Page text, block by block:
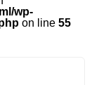
wp-
on line 55